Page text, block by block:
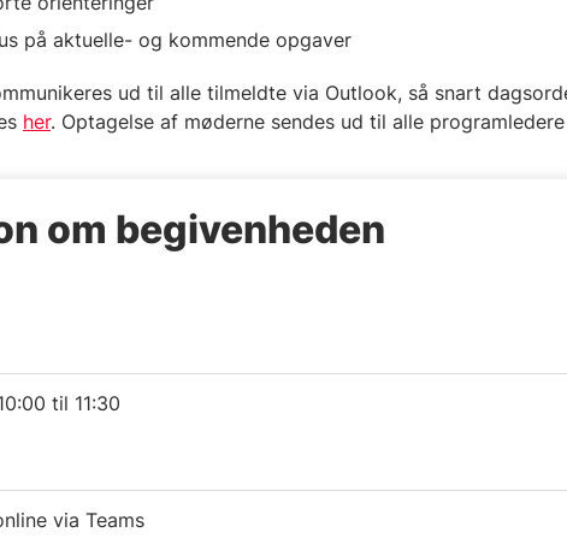
på aktuelle- og kommende opgaver
ud til alle tilmeldte via Outlook, så snart
her. Optagelse af møderne sendes ud til alle
om begivenheden
til 11:30
via Teams